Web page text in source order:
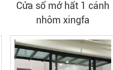
Cửa sổ mở hất 1 cánh
nhôm xingfa